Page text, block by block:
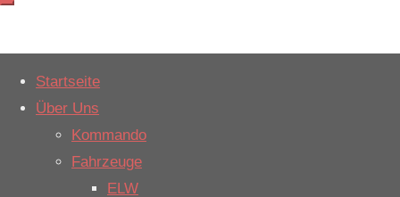
Inhalt
Startseite
Über Uns
Kommando
Fahrzeuge
ELW